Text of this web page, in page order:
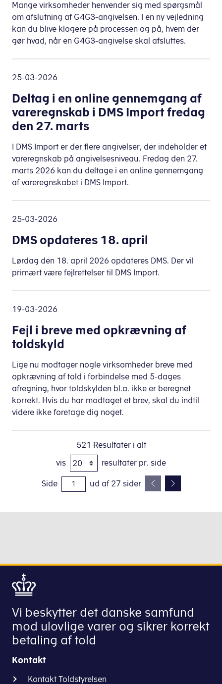
Mange virksomheder henvender sig med spørgsmål
om afslutning af G4G3-angivelsen. I en ny vejledning
kan du blive klogere på processen og på, hvem der
gør hvad, når en G4G3-angivelse skal afsluttes.
25-03-2026
Deltag i en online gennemgang af
vareregnskab i DMS Import fredag
den 27. marts
I DMS Import er der flere angivelser, der indeholder et
vareregnskab på angivelsesniveau. Fredag den 27.
marts 2026 kan du deltage i en online gennemgang
af vareregnskabet i DMS Import.
25-03-2026
DMS opdateres 18. april
Lørdag den 18. april 2026 opdateres DMS. Der vil
primært være fejlrettelser til DMS Import.
19-03-2026
Fejl i breve med opkrævning af
toldskyld
Lige nu modtager nogle virksomheder breve med
opkrævning af told i forbindelse med 5-dages
afregning, hvor toldskylden bl.a. ikke er beregnet
korrekt. Hvis du har modtaget et brev, skal du indtil
videre ikke foretage dig noget.
521 Resultater i alt
vis
resultater pr. side
Side ud af 27 sider
Vi beskytter det danske samfund
mod ulovlige varer og sikrer korrekt
betaling af told
Kontakt
Kontakt Toldstyrelsen